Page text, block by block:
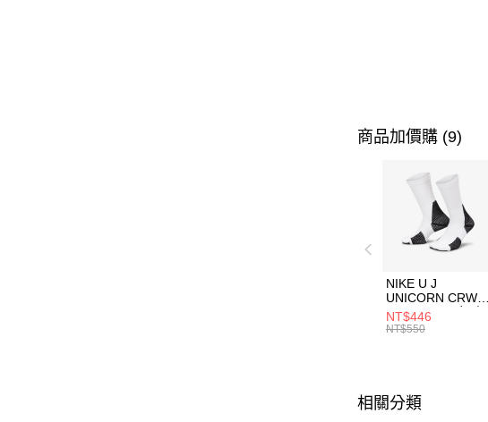
商品加價購 (9)
NIKE U J
UNICORN CRW
1PR -160 男女 中
統襪 FZ3393100
NT$446
NT$550
相關分類